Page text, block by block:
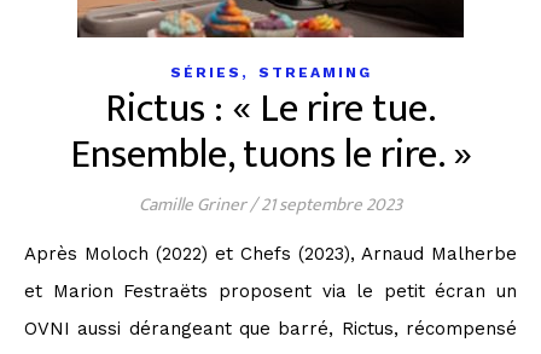
SÉRIES , STREAMING
Rictus : « Le rire tue.
Ensemble, tuons le rire. »
Camille Griner/21 septembre 2023
Après Moloch (2022) et Chefs (2023), Arnaud Malherbe
et Marion Festraëts proposent via le petit écran un
OVNI aussi dérangeant que barré, Rictus, récompensé